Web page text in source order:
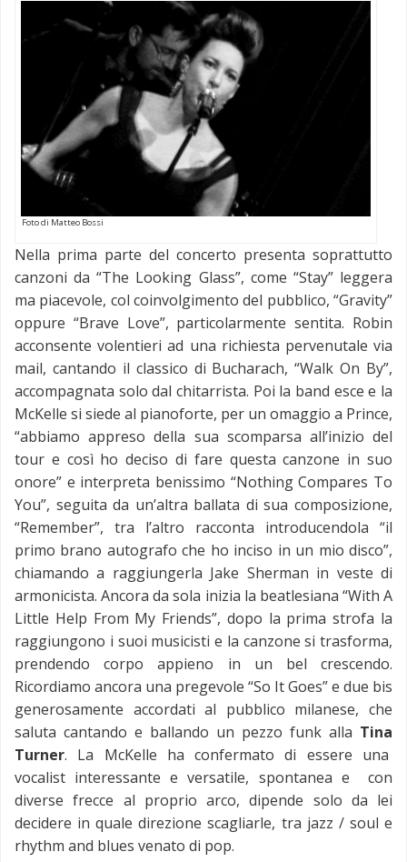
Foto di Matteo Bossi
Nella prima parte del concerto presenta soprattutto
canzoni da “The Looking Glass”, come “Stay” leggera
ma piacevole, col coinvolgimento del pubblico, “Gravity”
oppure “Brave Love”, particolarmente sentita. Robin
acconsente volentieri ad una richiesta pervenutale via
mail, cantando il classico di Bucharach, “Walk On By”,
accompagnata solo dal chitarrista. Poi la band esce e la
McKelle si siede al pianoforte, per un omaggio a Prince,
“abbiamo appreso della sua scomparsa all’inizio del
tour e così ho deciso di fare questa canzone in suo
onore” e interpreta benissimo “Nothing Compares To
You”, seguita da un’altra ballata di sua composizione,
“Remember”, tra l’altro racconta introducendola “il
primo brano autografo che ho inciso in un mio disco”,
chiamando a raggiungerla Jake Sherman in veste di
armonicista. Ancora da sola inizia la beatlesiana “With A
Little Help From My Friends”, dopo la prima strofa la
raggiungono i suoi musicisti e la canzone si trasforma,
prendendo corpo appieno in un bel crescendo.
Ricordiamo ancora una pregevole “So It Goes” e due bis
generosamente accordati al pubblico milanese, che
saluta cantando e ballando un pezzo funk alla Tina
Turner. La McKelle ha confermato di essere una
vocalist interessante e versatile, spontanea e con
diverse frecce al proprio arco, dipende solo da lei
decidere in quale direzione scagliarle, tra jazz / soul e
rhythm and blues venato di pop.